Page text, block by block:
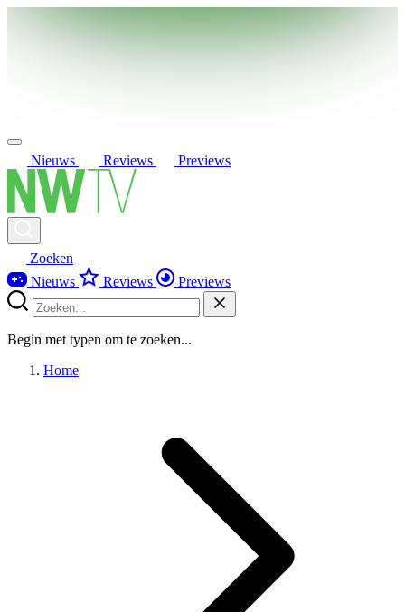
Nieuws Reviews Previews
Zoeken
Nieuws
Reviews Previews
Begin met typen om te zoeken...
Home